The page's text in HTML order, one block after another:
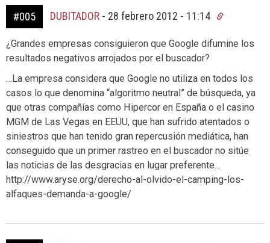
#005 DUBITADOR - 28 febrero 2012 - 11:14
¿Grandes empresas consiguieron que Google difumine los
resultados negativos arrojados por el buscador?
…La empresa considera que Google no utiliza en todos los
casos lo que denomina “algoritmo neutral” de búsqueda, ya
que otras compañías como Hipercor en España o el casino
MGM de Las Vegas en EEUU, que han sufrido atentados o
siniestros que han tenido gran repercusión mediática, han
conseguido que un primer rastreo en el buscador no sitúe
las noticias de las desgracias en lugar preferente…
http://www.aryse.org/derecho-al-olvido-el-camping-los-
alfaques-demanda-a-google/